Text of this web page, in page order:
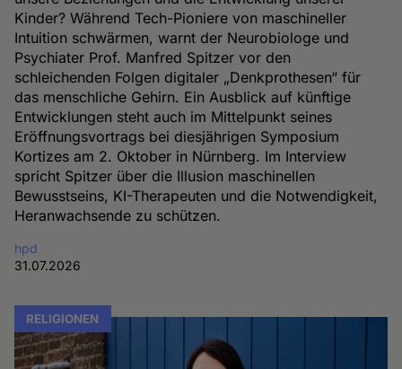
Kinder? Während Tech-Pioniere von maschineller
Intuition schwärmen, warnt der Neurobiologe und
Psychiater Prof. Manfred Spitzer vor den
schleichenden Folgen digitaler „Denkprothesen“ für
das menschliche Gehirn. Ein Ausblick auf künftige
Entwicklungen steht auch im Mittelpunkt seines
Eröffnungsvortrags bei diesjährigen Symposium
Kortizes am 2. Oktober in Nürnberg. Im Interview
spricht Spitzer über die Illusion maschinellen
Bewusstseins, KI-Therapeuten und die Notwendigkeit,
Heranwachsende zu schützen.
hpd
31.07.2026
RELIGIONEN